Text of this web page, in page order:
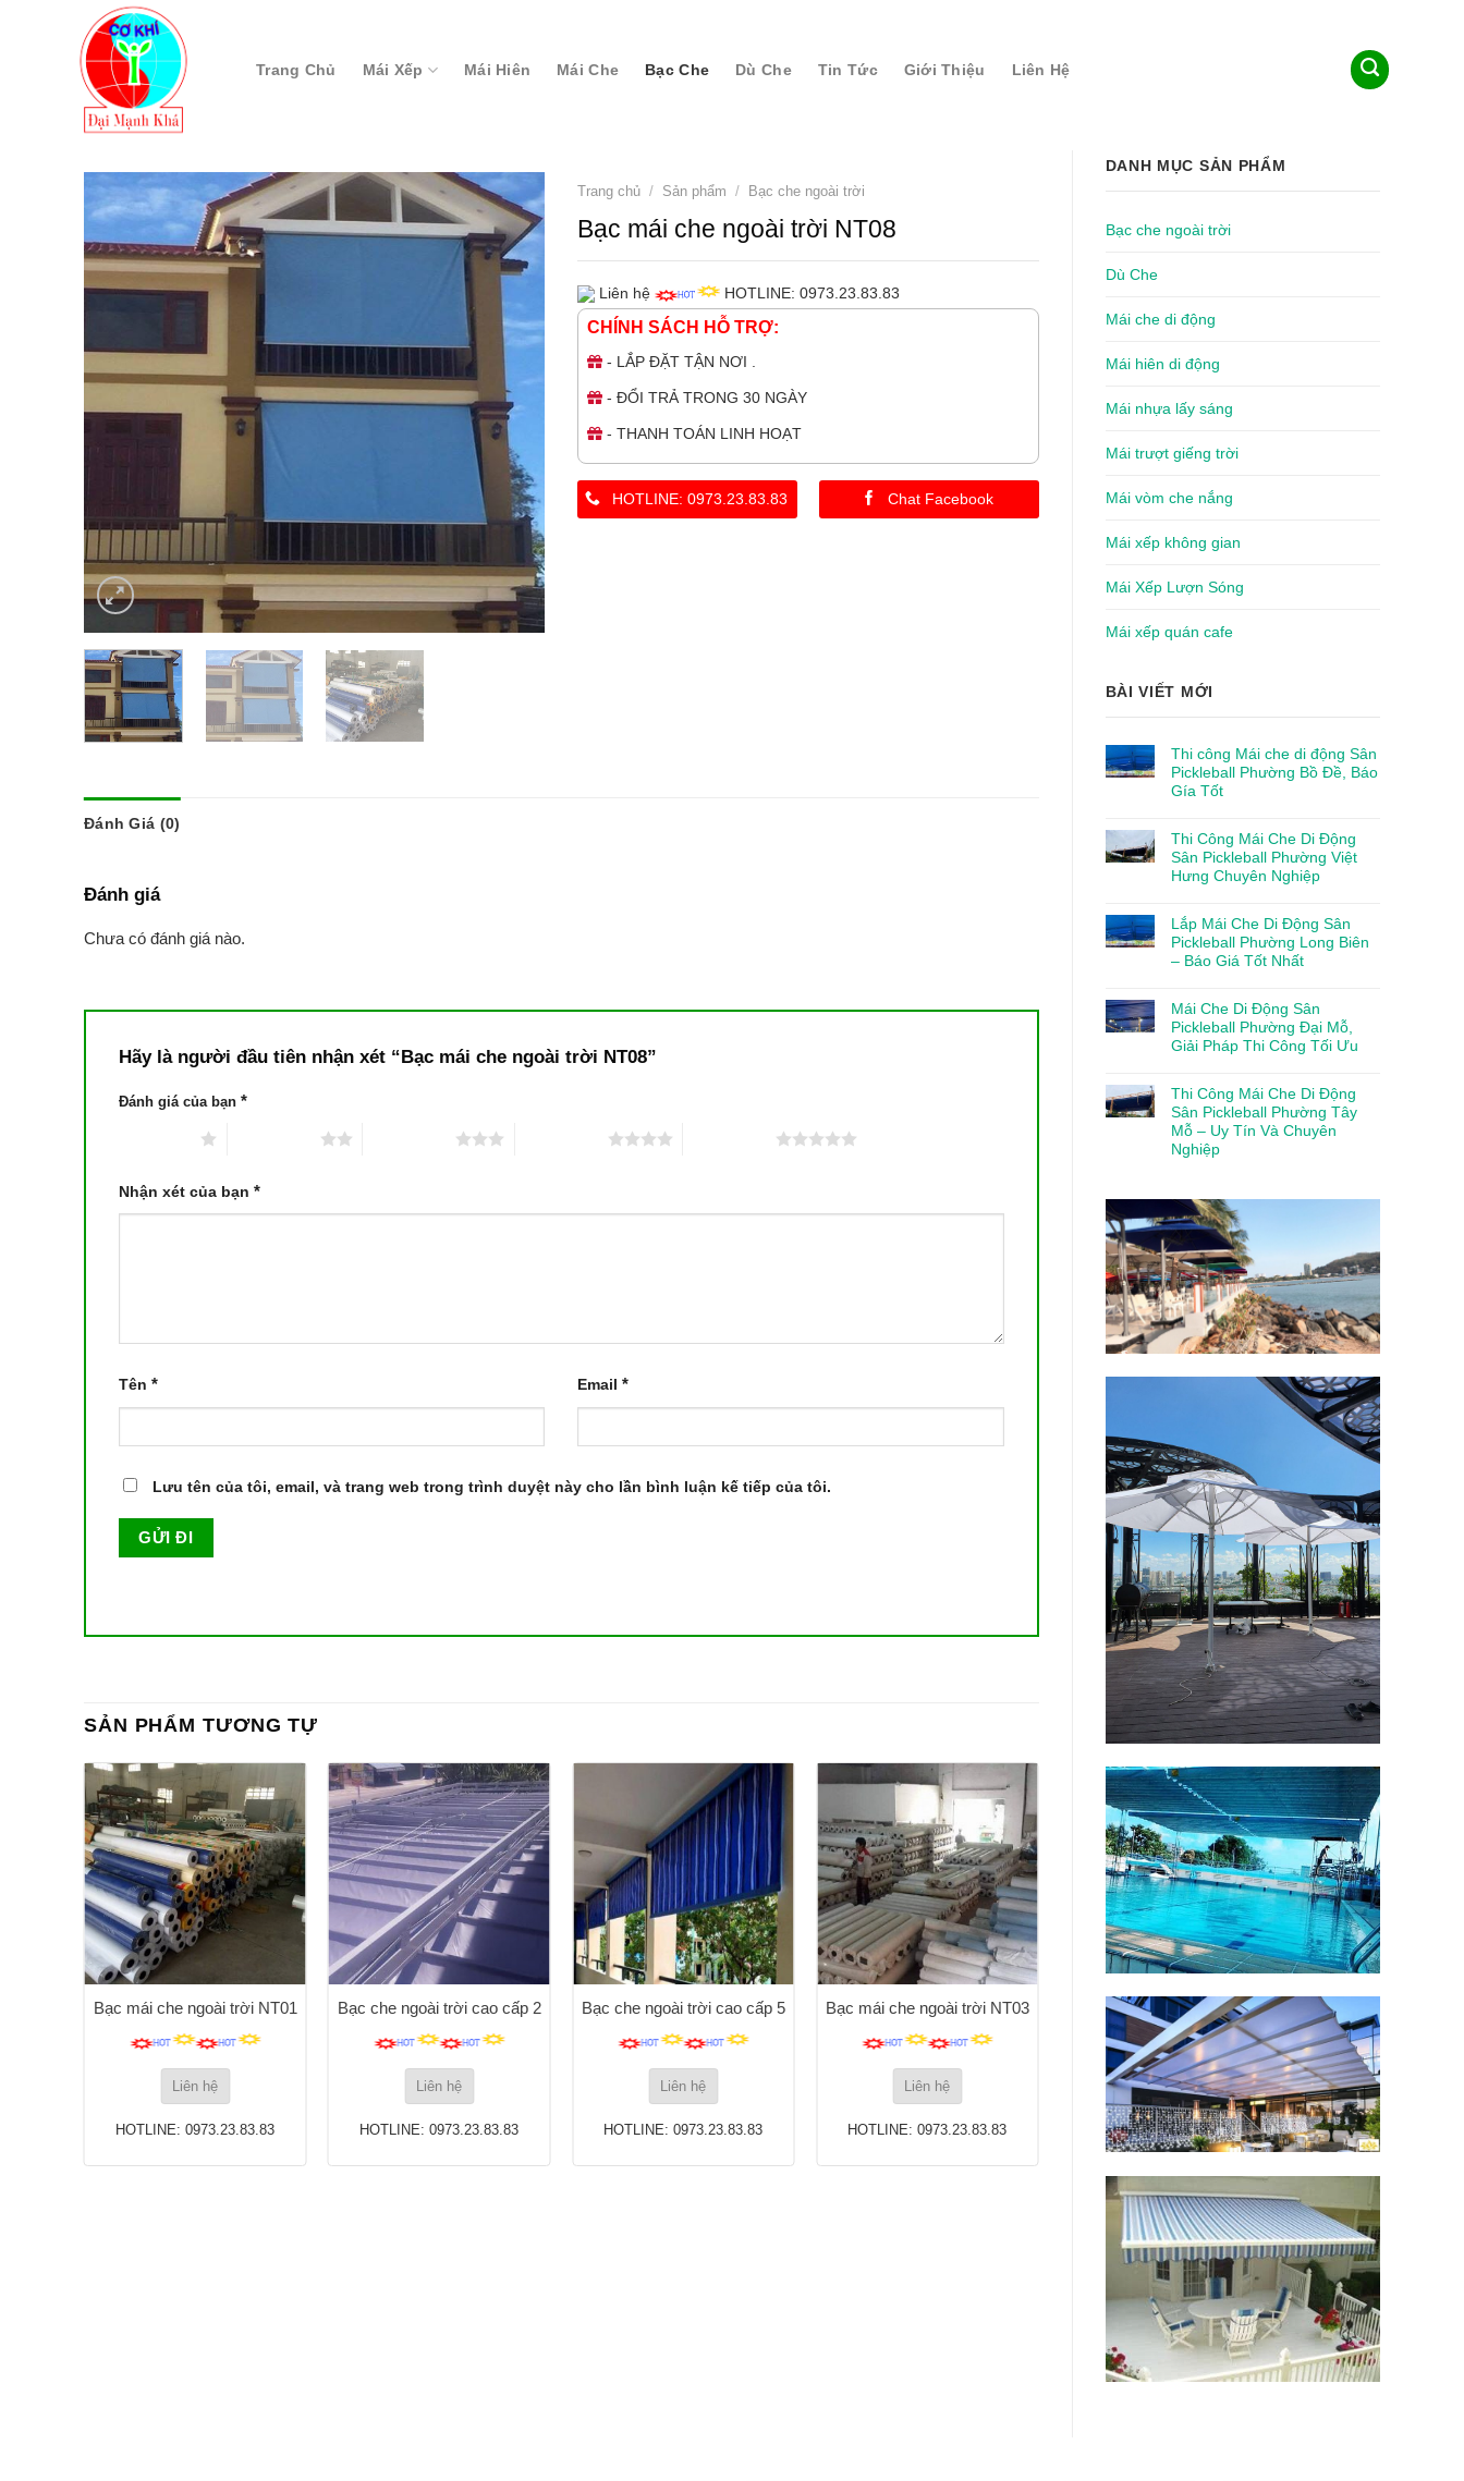
Trang Chủ Mái Xếp Mái Hiên Mái Che Bạc Che Dù Che Tin Tức Giới Thiệu Liên Hệ
DANH MỤC SẢN PHẨM
Bạc che ngoài trời
Dù Che
Mái che di động
Mái hiên di động
Mái nhựa lấy sáng
Mái trượt giếng trời
Mái vòm che nắng
Mái xếp không gian
Mái Xếp Lượn Sóng
Mái xếp quán cafe
BÀI VIẾT MỚI
Thi công Mái che di động Sân
Pickleball Phường Bồ Đề, Báo
Gía Tốt
Thi Công Mái Che Di Động
Sân Pickleball Phường Việt
Hưng Chuyên Nghiệp
Lắp Mái Che Di Động Sân
Pickleball Phường Long Biên
– Báo Giá Tốt Nhất
Mái Che Di Động Sân
Pickleball Phường Đại Mỗ,
Giải Pháp Thi Công Tối Ưu
Thi Công Mái Che Di Động
Sân Pickleball Phường Tây
Mỗ – Uy Tín Và Chuyên
Nghiệp
Trang chủ / Sản phẩm / Bạc che ngoài trời
Bạc mái che ngoài trời NT08
Liên hệ HOTLINE: 0973.23.83.83
CHÍNH SÁCH HỖ TRỢ:
- LẮP ĐẶT TẬN NƠI .
- ĐỔI TRẢ TRONG 30 NGÀY
- THANH TOÁN LINH HOẠT
HOTLINE: 0973.23.83.83 Chat Facebook
Đánh Giá (0)
Đánh giá
Chưa có đánh giá nào.
Hãy là người đầu tiên nhận xét “Bạc mái che ngoài trời NT08”
Đánh giá của bạn *
Nhận xét của bạn *
Tên * Email*
Lưu tên của tôi, email, và trang web trong trình duyệt này cho lần bình luận kế tiếp của tôi.
SẢN PHẨM TƯƠNG TỰ
Bạc mái che ngoài trời NT01
Liên hệ
HOTLINE: 0973.23.83.83
Bạc che ngoài trời cao cấp 2
Liên hệ
HOTLINE: 0973.23.83.83
Bạc che ngoài trời cao cấp 5
Liên hệ
HOTLINE: 0973.23.83.83
Bạc mái che ngoài trời NT03
Liên hệ
HOTLINE: 0973.23.83.83